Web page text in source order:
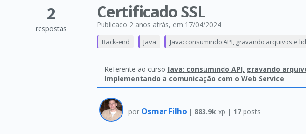
2
respostas
Certificado SSL
Publicado 2 anos atrás, em 17/04/2024
Back-end Java Java: consumindo API, gravando arquivos e
Referente ao curso Java: consumindo API, gravando
Implementando a comunicação com o Web Service
por Osmar Filho | 883.9k xp | 17 posts